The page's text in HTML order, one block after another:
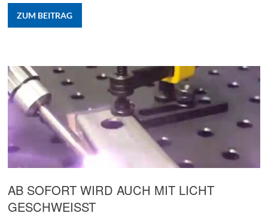
ZUM BEITRAG
AB SOFORT WIRD AUCH MIT LICHT
GESCHWEISST